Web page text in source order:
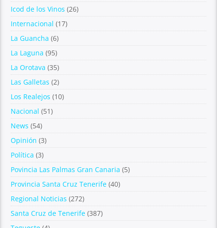
Icod de los Vinos (26)
Internacional (17)
La Guancha (6)
La Laguna (95)
La Orotava (35)
Las Galletas (2)
Los Realejos (10)
Nacional (51)
News (54)
Opinión (3)
Política (3)
Povincia Las Palmas Gran Canaria (5)
Provincia Santa Cruz Tenerife (40)
Regional Noticias (272)
Santa Cruz de Tenerife (387)